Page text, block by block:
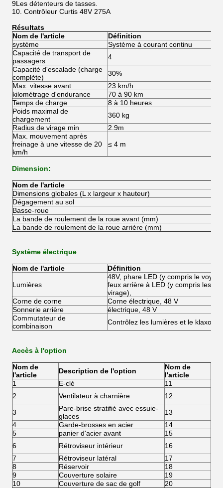
9Les détenteurs de tasses.
10. Contrôleur Curtis 48V 275A
Résultats
Nom de l'article
Définition
système
Système à courant continu
Capacité de transport de
passagers
4
Capacité d'escalade (charge
complète)
30%
Max. vitesse avant
23 km/h
kilométrage d'endurance
70 à 90 km
Temps de charge
8 à 10 heures
Poids maximal de
chargement
360 kg
Radius de virage min
2.9m
Max. mouvement après
freinage à une vitesse de 20
km/h
≤ 4 m
Dimension:
Nom de l'article
Dimensions globales (L x largeur x hauteur)
Dégagement au sol
Basse-roue
La bande de roulement de la roue avant (mm)
La bande de roulement de la roue arrière (mm)
Système électrique
Nom de l'article Définition
Lumières
48V, phare LED (y compris le
feux arrière à LED (y compris les
virage),
Corne de corne
Corne électrique, 48 V
Sonnerie arrière
électrique, 48 V
Commutateur de
combinaison
Contrôlez les lumières et le klaxon.
Accès à l'option
Nom de
l'article
Description de l'option
Nom de
l'article
1
E-clé 11
2
Ventilateur à charnière 12
3
Pare-brise stratifié avec essuie-
glaces
13
4
Garde-brosses en acier 14
5
panier d'acier avant 15
6
Rétroviseur intérieur 16
7
Rétroviseur latéral 17
8
Réservoir 18
9
Couverture solaire 19
10
Couverture de sac de golf 20